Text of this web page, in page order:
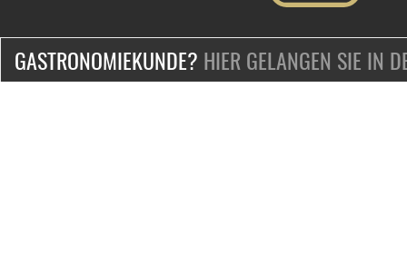
GASTRONOMIEKUNDE? HIER GELANGEN SIE IN